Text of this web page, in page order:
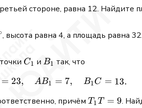
стороне, равна 12. Найдите
, высота равна 4, а площадь равна
C_1
C1 иB_1
B1 так, что
AC_1 = 5,\quad C_1B =
= 23, AB1 = 7, B1C = 13.
причёмT_1T
T1T = 9.